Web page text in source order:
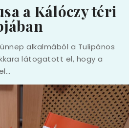
a Kálóczy téri
alkalmából a Tulipános
látogatott el, hogy a